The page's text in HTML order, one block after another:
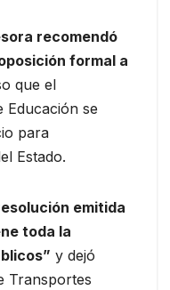
recomendó
formal a
que el
Educación se
para
Estado.
emitida
toda la
y dejó
Transportes